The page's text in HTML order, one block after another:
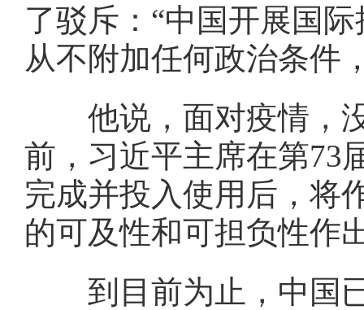
了驳斥：“中国开展国
从不附加任何政治条件
他说，面对疫情，没
前，习近平主席在第73
完成并投入使用后，将
的可及性和可担负性作
到目前为止，中国已